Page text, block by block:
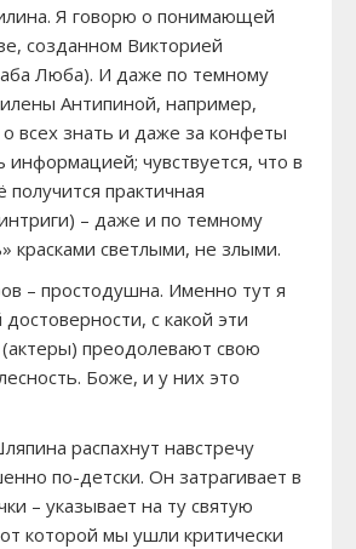
Я говорю о понимающей
созданном Викторией
Люба). И даже по темному
Антипиной, например,
всех знать и даже за конфеты
информацией; чувствуется, что в
практичная
– даже и по темному
красками светлыми, не злыми.
– простодушна. Именно тут я
с какой эти
преодолевают свою
Боже, и у них это
распахнут навстречу
по-детски. Он затрагивает в
– указывает на ту святую
которой мы ушли критически